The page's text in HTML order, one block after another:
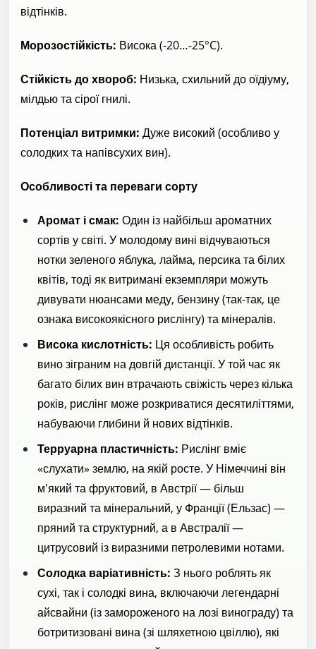
відтінків.
Морозостійкість: Висока (-20…-25°C).
Стійкість до хвороб: Низька, схильний до оїдіуму,
мілдью та сірої гнилі.
Потенціал витримки: Дуже високий (особливо у
солодких та напівсухих вин).
Особливості та переваги сорту
Аромат і смак: Один із найбільш ароматних
сортів у світі. У молодому вині відчуваються
нотки зеленого яблука, лайма, персика та білих
квітів, тоді як витримані екземпляри можуть
дивувати нюансами меду, бензину (так-так, це
ознака високоякісного рислінгу) та мінералів.
Висока кислотність: Ця особливість робить
вино зіграним на довгій дистанції. У той час як
багато білих вин втрачають свіжість через кілька
років, рислінг може розкриватися десятиліттями,
набуваючи глибини й нових відтінків.
Терруарна пластичність: Рислінг вміє
«слухати» землю, на якій росте. У Німеччині він
м'який та фруктовий, в Австрії — більш
виразний та мінеральний, у Франції (Ельзас) —
пряний та структурний, а в Австралії —
цитрусовий із виразними петролевими нотами.
Солодка варіативність: З нього роблять як
сухі, так і солодкі вина, включаючи легендарні
айсвайни (із замороженого на лозі винограду) та
ботритизовані вина (зі шляхетною цвіллю), які